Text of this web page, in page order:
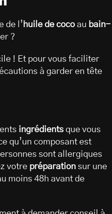
de l’ huile de coco au bain-
?
! Et pour vous faciliter
à garder en tête
ingrédients que vous
qu’un composant est
sont allergiques
votre préparation sur une
moins 48h avant de